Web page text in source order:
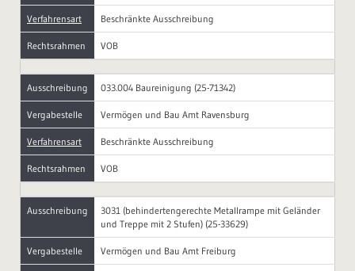
Verfahrensart Beschränkte Ausschreibung
Rechtsrahmen VOB
Ausschreibung 033.004 Baureinigung (25-71342)
Vergabestelle Vermögen und Bau Amt Ravensburg
Verfahrensart Beschränkte Ausschreibung
Rechtsrahmen VOB
Ausschreibung
3031 (behindertengerechte Metallrampe mit Geländer
und Treppe mit 2 Stufen) (25-33629)
Vergabestelle Vermögen und Bau Amt Freiburg